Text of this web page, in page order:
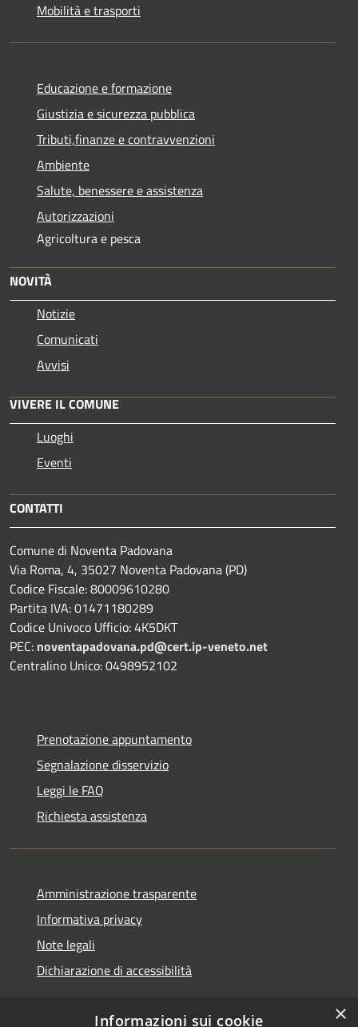
Mobilità e trasporti
Educazione e formazione
Giustizia e sicurezza pubblica
Tributi,finanze e contravvenzioni
Ambiente
Salute, benessere e assistenza
Autorizzazioni
Agricoltura e pesca
NOVITÀ
Notizie
Comunicati
Avvisi
VIVERE IL COMUNE
Luoghi
Eventi
CONTATTI
Comune di Noventa Padovana
Via Roma, 4, 35027 Noventa Padovana (PD)
Codice Fiscale: 80009610280
Partita IVA: 01471180289
Codice Univoco Ufficio: 4K5DKT
PEC: noventapadovana.pd@cert.ip-veneto.net
Centralino Unico: 0498952102
Prenotazione appuntamento
Segnalazione disservizio
Leggi le FAQ
Richiesta assistenza
Amministrazione trasparente
Informativa privacy
Note legali
Dichiarazione di accessibilità
×
Informazioni sui cookie